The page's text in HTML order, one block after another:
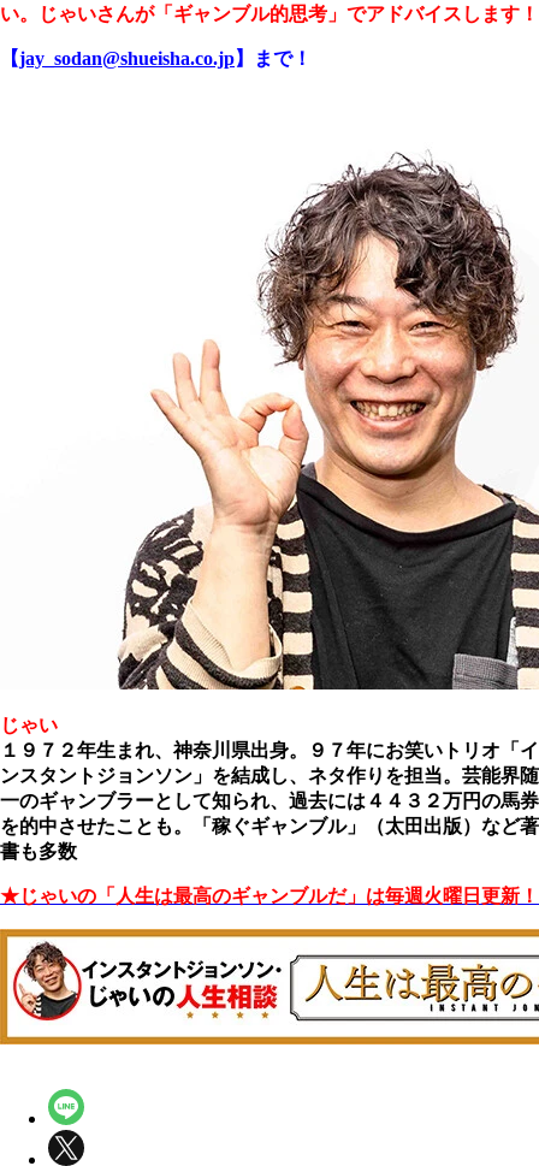
い。じゃいさんが「ギャンブル的思考」でアドバイスします！
【jay_sodan@shueisha.co.jp】まで！
じゃい
１９７２年生まれ、神奈川県出身。９７年にお笑いトリオ「イ
ンスタントジョンソン」を結成し、ネタ作りを担当。芸能界随
一のギャンブラーとして知られ、過去には４４３２万円の馬券
を的中させたことも。「稼ぐギャンブル」（太田出版）など著
書も多数
★じゃいの「人生は最高のギャンブルだ」は毎週火曜日更新！